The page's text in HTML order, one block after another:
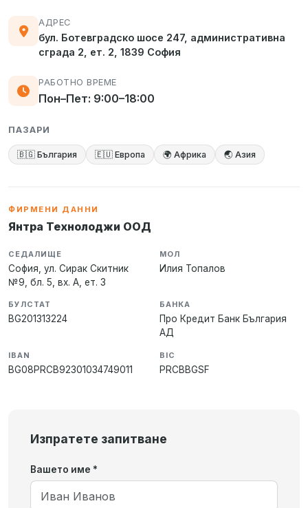
АДРЕС
бул. Ботевградско шосе 247, административна
сграда 2, ет. 2, 1839 София
РАБОТНО ВРЕМЕ
Пон–Пет: 9:00–18:00
ПАЗАРИ
🇧🇬 България 🇪🇺 Европа 🌍 Африка 🌏 Азия
ФИРМЕНИ ДАННИ
Янтра Технолоджи ООД
СЕДАЛИЩЕ
София, ул. Сирак Скитник
№9, бл. 5, вх. А, ет. 3
МОЛ
Илия Топалов
БУЛСТАТ
BG201313224
БАНКА
Про Кредит Банк България
АД
IBAN
BG08PRCB92301034749011
BIC
PRCBBGSF
Изпратете запитване
Вашето име *